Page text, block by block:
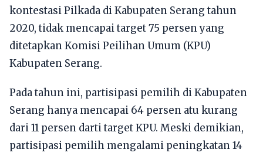
kontestasi Pilkada di Kabupaten Serang tahun
2020, tidak mencapai target 75 persen yang
ditetapkan Komisi Peilihan Umum (KPU)
Kabupaten Serang.
Pada tahun ini, partisipasi pemilih di Kabupaten
Serang hanya mencapai 64 persen atu kurang
dari 11 persen darti target KPU. Meski demikian,
partisipasi pemilih mengalami peningkatan 14